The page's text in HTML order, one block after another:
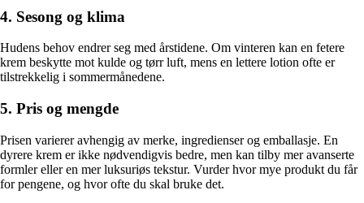
4. Sesong og klima
Hudens behov endrer seg med årstidene. Om vinteren kan en fetere
krem beskytte mot kulde og tørr luft, mens en lettere lotion ofte er
tilstrekkelig i sommermånedene.
5. Pris og mengde
Prisen varierer avhengig av merke, ingredienser og emballasje. En
dyrere krem er ikke nødvendigvis bedre, men kan tilby mer avanserte
formler eller en mer luksuriøs tekstur. Vurder hvor mye produkt du får
for pengene, og hvor ofte du skal bruke det.